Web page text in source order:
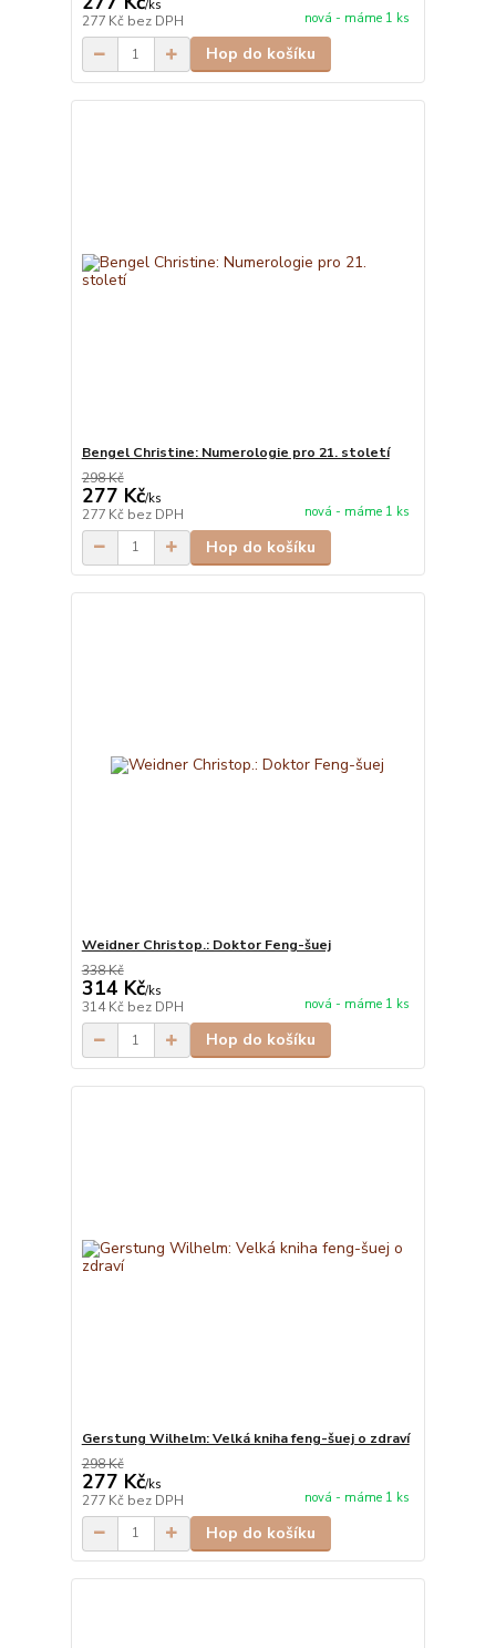
/ks
277 Kč bez DPH nová - máme 1 ks
Hop do košíku
Bengel Christine: Numerologie pro 21. století
298 Kč
277 Kč/ks
277 Kč bez DPH nová - máme 1 ks
Hop do košíku
Weidner Christop.: Doktor Feng-šuej
338 Kč
314 Kč/ks
314 Kč bez DPH nová - máme 1 ks
Hop do košíku
Gerstung Wilhelm: Velká kniha feng-šuej o zdraví
298 Kč
277 Kč/ks
277 Kč bez DPH nová - máme 1 ks
Hop do košíku